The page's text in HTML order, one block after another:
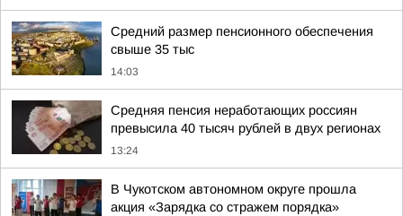
Средний размер пенсионного обеспечения
свыше 35 тыс
14:03
Средняя пенсия неработающих россиян
превысила 40 тысяч рублей в двух регионах
13:24
В Чукотском автономном округе прошла
акция «Зарядка со стражем порядка»